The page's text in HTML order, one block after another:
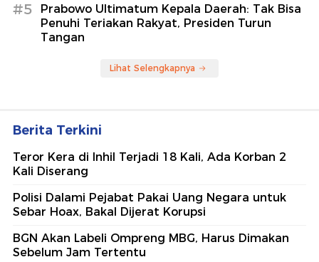
#5
Prabowo Ultimatum Kepala Daerah: Tak Bisa
Penuhi Teriakan Rakyat, Presiden Turun
Tangan
Lihat Selengkapnya
Berita Terkini
Teror Kera di Inhil Terjadi 18 Kali, Ada Korban 2
Kali Diserang
Polisi Dalami Pejabat Pakai Uang Negara untuk
Sebar Hoax, Bakal Dijerat Korupsi
BGN Akan Labeli Ompreng MBG, Harus Dimakan
Sebelum Jam Tertentu